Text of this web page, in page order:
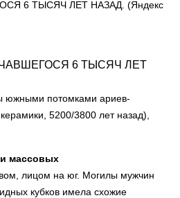
6 ТЫСЯЧ ЛЕТ
южными потомками ариев-
5200/3800 лет назад),
массовых
лицом на юг. Могилы мужчин
кубков имела схожие